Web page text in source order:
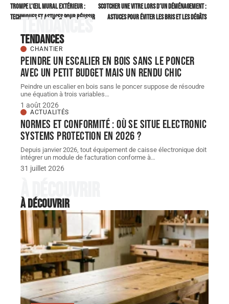
Trompe l’œil mural extérieur :
techniques et astuces pour réussir
Scotcher une vitre lors d’un déménagement :
astuces pour éviter les bris et les dégâts
Tendances
Tendances
CHANTIER
Peindre un escalier en bois sans le poncer
avec un petit budget mais un rendu chic
Peindre un escalier en bois sans le poncer suppose de résoudre
une équation à trois variables…
1 août 2026
ACTUALITÉS
Normes et conformité : où se situe Electronic
Systems Protection en 2026 ?
Depuis janvier 2026, tout équipement de caisse électronique doit
intégrer un module de facturation conforme à…
31 juillet 2026
À découvrir
À découvrir